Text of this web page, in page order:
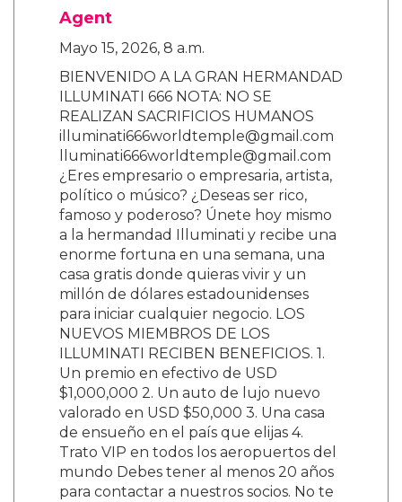
Agent
Mayo 15, 2026, 8 a.m.
BIENVENIDO A LA GRAN HERMANDAD
ILLUMINATI 666 NOTA: NO SE
REALIZAN SACRIFICIOS HUMANOS
illuminati666worldtemple@gmail.com
lluminati666worldtemple@gmail.com
¿Eres empresario o empresaria, artista,
político o músico? ¿Deseas ser rico,
famoso y poderoso? Únete hoy mismo
a la hermandad Illuminati y recibe una
enorme fortuna en una semana, una
casa gratis donde quieras vivir y un
millón de dólares estadounidenses
para iniciar cualquier negocio. LOS
NUEVOS MIEMBROS DE LOS
ILLUMINATI RECIBEN BENEFICIOS. 1.
Un premio en efectivo de USD
$1,000,000 2. Un auto de lujo nuevo
valorado en USD $50,000 3. Una casa
de ensueño en el país que elijas 4.
Trato VIP en todos los aeropuertos del
mundo Debes tener al menos 20 años
para contactar a nuestros socios. No te